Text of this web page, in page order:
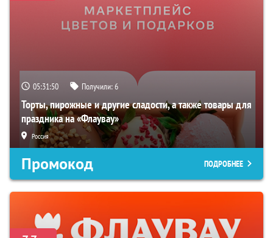
05:31:49 Получили:6
Торты, пирожные и другие сладости, а также товары для
праздника на «Флаувау»
Россия
Промокод ПОДРОБНЕЕ